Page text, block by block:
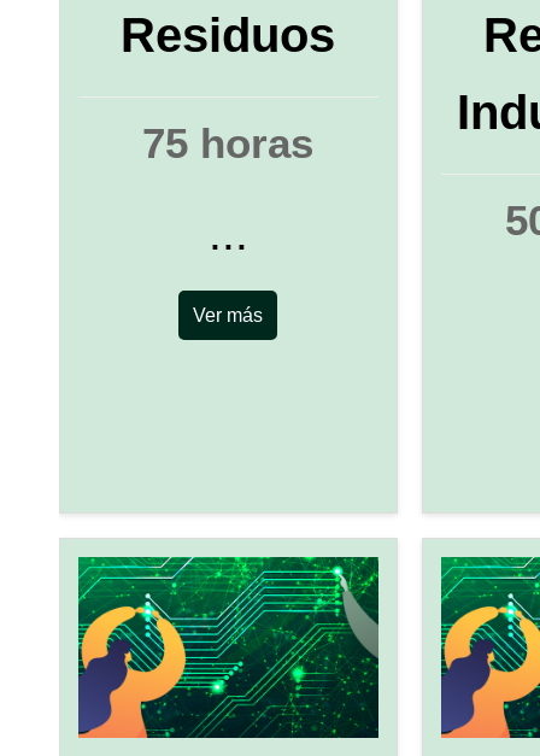
Residuos
75 horas
...
Ver más